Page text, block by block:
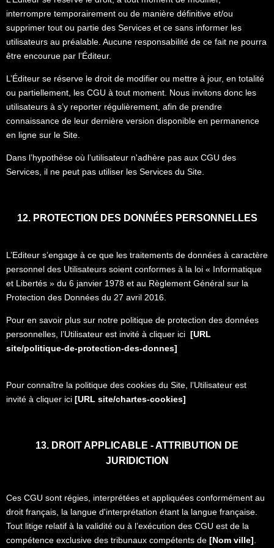
interrompre temporairement ou de manière définitive et/ou
supprimer tout ou partie des Services et ce sans informer les
utilisateurs au préalable. Aucune responsabilité de ce fait ne pourra
être encourue par l’Éditeur.
L’Éditeur se réserve le droit de modifier ou mettre à jour, en totalité
ou partiellement, les CGU à tout moment. Nous invitons donc les
utilisateurs à s’y reporter régulièrement, afin de prendre
connaissance de leur dernière version disponible en permanence
en ligne sur le Site.
Dans l’hypothèse où l’utilisateur n'adhère pas aux CGU des
Services, il ne peut pas utiliser les Services du Site.
12. PROTECTION DES DONNÉES PERSONNELLES
L’Editeur s’engage à ce que les traitements de données à caractère
personnel des Utilisateurs soient conformes à la loi « Informatique
et Libertés » du 6 janvier 1978 et au Règlement Général sur la
Protection des Données du 27 avril 2016.
Pour en savoir plus sur notre politique de protection des données
personnelles, l’Utilisateur est invité à cliquer ici [URL
site/politique-de-protection-des-donnes]
Pour connaître la politique des cookies du Site, l’Utilisateur est
invité à cliquer ici [URL site/chartes-cookies]
13. DROIT APPLICABLE - ATTRIBUTION DE
JURIDICTION
Ces CGU sont régies, interprétées et appliquées conformément au
droit français, la langue d'interprétation étant la langue française.
Tout litige relatif à la validité ou à l’exécution des CGU est de la
compétence exclusive des tribunaux compétents de [Nom ville]